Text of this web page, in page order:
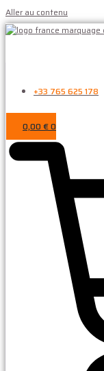
Aller au contenu
+33 765 625 178
0,00 €0